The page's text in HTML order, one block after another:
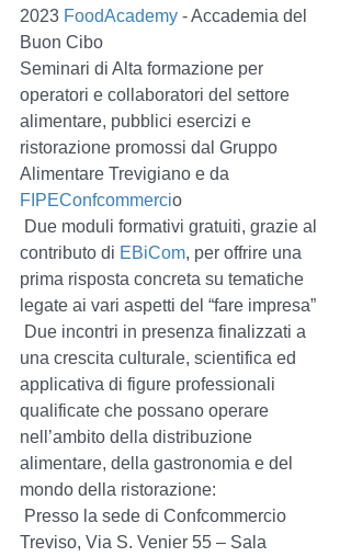
2023 FoodAcademy - Accademia del
Buon Cibo
Seminari di Alta formazione per
operatori e collaboratori del settore
alimentare, pubblici esercizi e
ristorazione promossi dal Gruppo
Alimentare Trevigiano e da
FIPEConfcommercio
contributo di EBiCom, per offrire una
prima risposta concreta su tematiche
legate ai vari aspetti del “fare impresa”
una crescita culturale, scientifica ed
applicativa di figure professionali
qualificate che possano operare
nell’ambito della distribuzione
alimentare, della gastronomia e del
mondo della ristorazione:
Treviso, Via S. Venier 55 – Sala